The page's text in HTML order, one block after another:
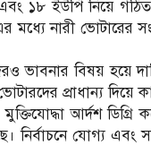
১৮ ইউপি নিয়ে
মধ্যে নারী
ভাবনার বিষয় হয়ে
প্রাধান্য দিয়ে
আর্দশ ডিগ্রি
যোগ্য এবং